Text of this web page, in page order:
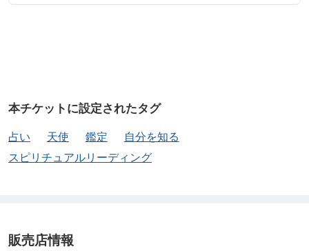
第2期募集をお待ちください
●届けるカードリーディング講座
2?t=3&amp;Ino=000020401300
本チケットに設定されたタグ
占い 天使 鑑定
自分を知る
スピリチュアルリーディング
販売店情報